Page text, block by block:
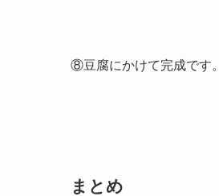
⑧豆腐にかけて完成です。
まとめ